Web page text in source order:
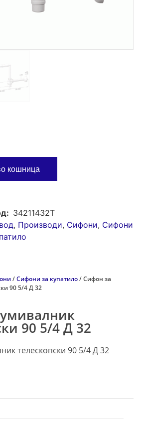
кошница
34211432T
, Производи, Сифони, Сифони
/Сифони за купатило/ Сифон за
90 5/4 Д 32
90 5/4 Д 32
телескопски 90 5/4 Д 32